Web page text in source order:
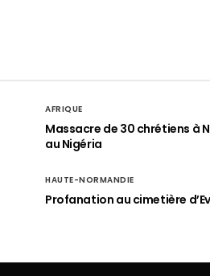
AFRIQUE
Massacre de 30 chrétiens à
au Nigéria
HAUTE-NORMANDIE
Profanation au cimetière